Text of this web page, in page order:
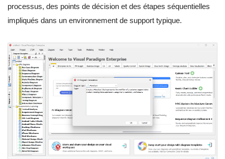
processus, des points de décision et des étapes séquentielles
impliqués dans un environnement de support typique.